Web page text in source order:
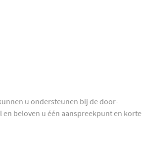
u ondersteunen bij de door-
beloven u één aanspreekpunt en korte